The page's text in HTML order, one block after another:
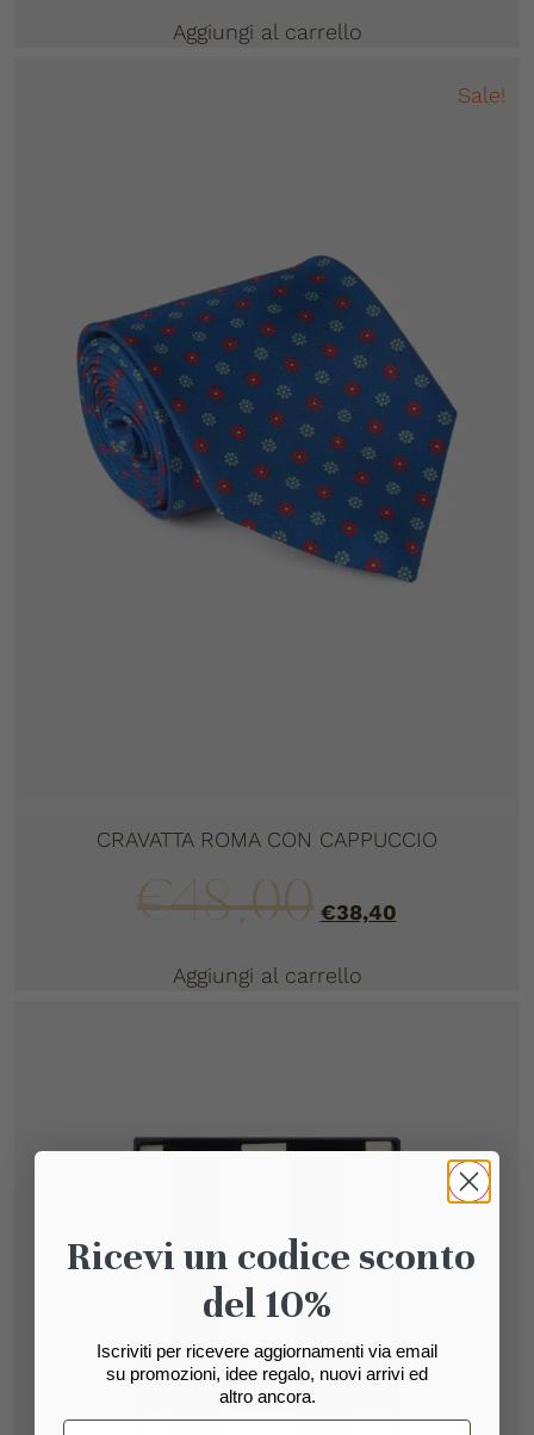
Aggiungi al carrello
Sale!
CRAVATTA ROMA CON CAPPUCCIO
€48,00 €38,40
Aggiungi al carrello
Ricevi un codice sconto
del 10%
Iscriviti per ricevere aggiornamenti via email
su promozioni, idee regalo, nuovi arrivi ed
altro ancora.